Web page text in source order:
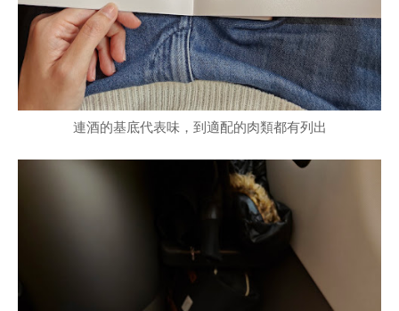
連酒的基底代表味，到適配的肉類都有列出